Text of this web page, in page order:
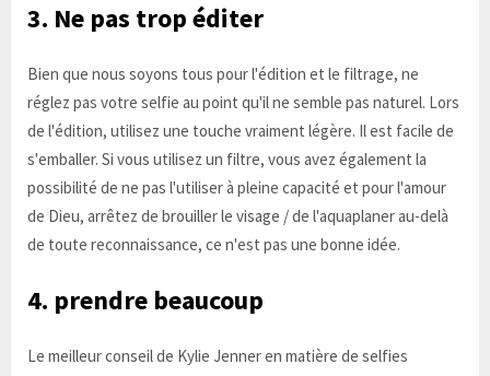
3. Ne pas trop éditer
Bien que nous soyons tous pour l'édition et le filtrage, ne
réglez pas votre selfie au point qu'il ne semble pas naturel. Lors
de l'édition, utilisez une touche vraiment légère. Il est facile de
s'emballer. Si vous utilisez un filtre, vous avez également la
possibilité de ne pas l'utiliser à pleine capacité et pour l'amour
de Dieu, arrêtez de brouiller le visage / de l'aquaplaner au-delà
de toute reconnaissance, ce n'est pas une bonne idée.
4. prendre beaucoup
Le meilleur conseil de Kylie Jenner en matière de selfies